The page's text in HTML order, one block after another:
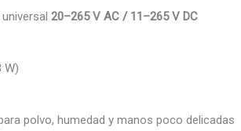
20–265 V AC / 11–265 V DC
W)
polvo, humedad y manos poco delicadas